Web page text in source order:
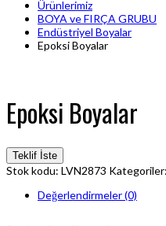
Ürünlerimiz
BOYA ve FIRÇA GRUBU
Endüstriyel Boyalar
Epoksi Boyalar
Epoksi Boyalar
Teklif İste
Stok kodu: LVN2873 Kategoriler:
Değerlendirmeler (0)